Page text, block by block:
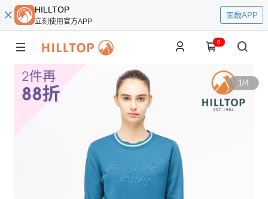
HILLTOP
立刻使用官方APP
開啟APP
0
1/4